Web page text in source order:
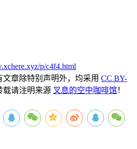
p/c4f4.html
文章除特别声明外，均采用 CC BY-
载请注明来源 叉息的空中咖啡馆 ！